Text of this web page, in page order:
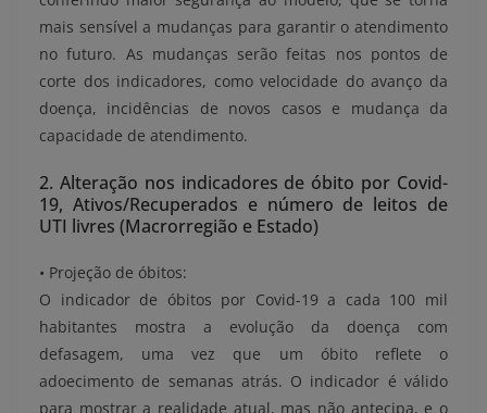
mais sensível a mudanças para garantir o atendimento
no futuro. As mudanças serão feitas nos pontos de
corte dos indicadores, como velocidade do avanço da
doença, incidências de novos casos e mudança da
capacidade de atendimento.
2. Alteração nos indicadores de óbito por Covid-
19, Ativos/Recuperados e número de leitos de
UTI livres (Macrorregião e Estado)
• Projeção de óbitos:
O indicador de óbitos por Covid-19 a cada 100 mil
habitantes mostra a evolução da doença com
defasagem, uma vez que um óbito reflete o
adoecimento de semanas atrás. O indicador é válido
para mostrar a realidade atual, mas não antecipa, e o